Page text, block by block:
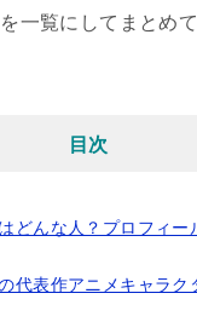
一覧にしてまとめて
目次
どんな人？プロフィー
代表作アニメキャラク